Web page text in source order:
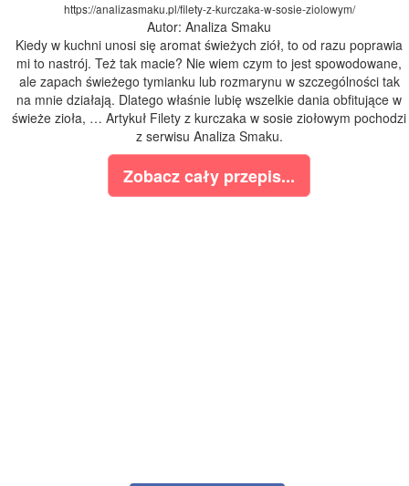
https://analizasmaku.pl/filety-z-kurczaka-w-sosie-ziolowym/
Autor: Analiza Smaku
Kiedy w kuchni unosi się aromat świeżych ziół, to od razu poprawia
mi to nastrój. Też tak macie? Nie wiem czym to jest spowodowane,
ale zapach świeżego tymianku lub rozmarynu w szczególności tak
na mnie działają. Dlatego właśnie lubię wszelkie dania obfitujące w
świeże zioła, … Artykuł Filety z kurczaka w sosie ziołowym pochodzi
z serwisu Analiza Smaku.
Zobacz cały przepis...